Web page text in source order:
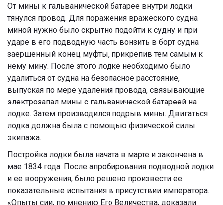
От мины к гальванической батарее внутри лодки
тянулся провод. Для поражения вражеского судна
миной нужно было скрытно подойти к судну и при
ударе в его подводную часть вонзить в борт судна
заершенный конец муфты, прикрепив тем самым к
нему мину. После этого лодке необходимо было
удалиться от судна на безопасное расстояние,
выпуская по мере удаления провода, связывающие
электрозапал мины с гальванической батареей на
лодке. Затем производился подрыв мины. Двигаться
лодка должна была с помощью физической силы
экипажа.
Постройка лодки была начата в марте и закончена в
мае 1834 года. После апробирования подводной лодки
и ее вооружения, было решено произвести ее
показательные испытания в присутствии императора.
«Опыты сии, по мнению Его Величества, доказали